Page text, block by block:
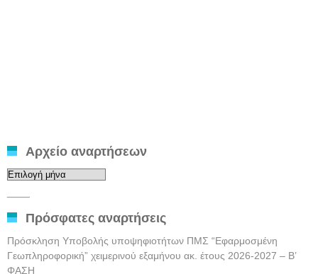
Αρχείο αναρτήσεων
Αρχείο
Πρόσφατες αναρτήσεις
Πρόσκληση Υποβολής υποψηφιοτήτων ΠΜΣ “Εφαρμοσμένη
Γεωπληροφορική” χειμερινού εξαμήνου ακ. έτους 2026-2027 – Β’
ΦΑΣΗ